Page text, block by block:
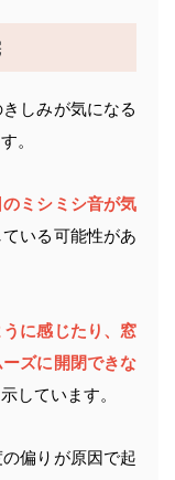
しみが気になる
。
ミシミシ音が気
いる可能性があ
に感じたり、窓
ズに開閉できな
しています。
偏りが原因で起